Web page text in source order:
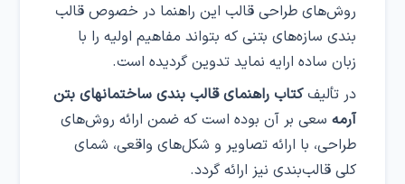
روش‌های طراحی قالب این راهنما در خصوص قالب
بندی سازه‌های بتنی که بتواند مفاهیم اولیه را با
زبان ساده ارایه نماید تدوین گردیده است.
در تألیف کتاب راهنمای قالب بندی ساختمانهای بتن
آرمه سعی بر آن بوده است که ضمن ارائه روش‌های
طراحی، با ارائه تصاویر و شکل‌های واقعی، شمای
کلی قالب‌بندی نیز ارائه گردد.